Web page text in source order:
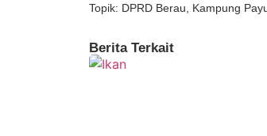
Topik: DPRD Berau Kampung
Berita Terkait